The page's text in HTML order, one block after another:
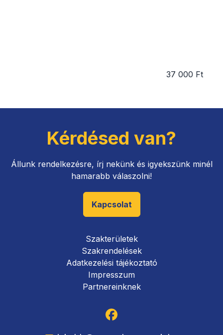
37 000 Ft
Kérdésed van?
Állunk rendelkezésre, írj nekünk és igyekszünk minél
hamarabb válaszolni!
Kapcsolat
Szakterületek
Szakrendelések
Adatkezelési tájékoztató
Impresszum
Partnereinknek